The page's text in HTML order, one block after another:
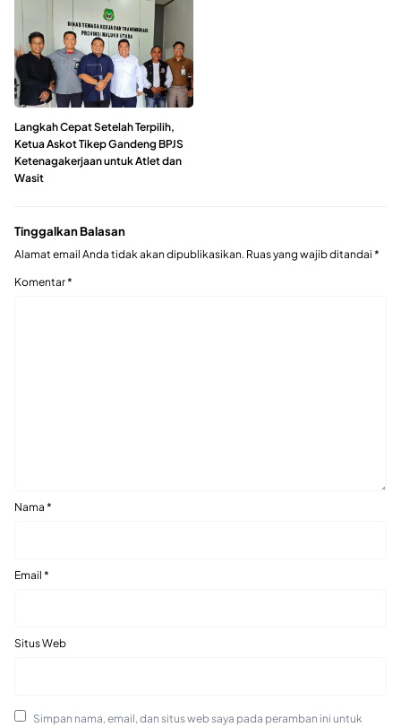
Langkah Cepat Setelah Terpilih,
Ketua Askot Tikep Gandeng BPJS
Ketenagakerjaan untuk Atlet dan
Wasit
Tinggalkan Balasan
Alamat email Anda tidak akan dipublikasikan. Ruas yang wajib ditandai *
Komentar*
Nama *
Email *
Situs Web
Simpan nama, email, dan situs web saya pada peramban ini untuk